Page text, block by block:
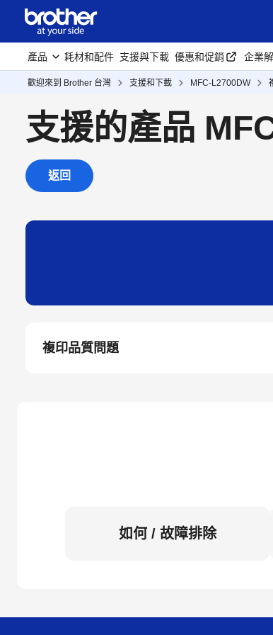
產品 耗材和配件 支援與下載 優惠和促銷 企業
歡迎來到 Brother 台灣 支援和下載 MFC-L2700DW
支援的產品
返回
複印品質問題
如何 / 故障排除